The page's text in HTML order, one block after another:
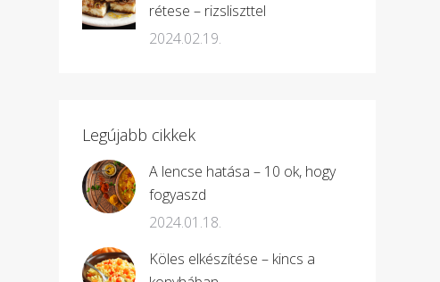
rétese – rizsliszttel
2024.02.19.
Legújabb cikkek
A lencse hatása – 10 ok, hogy
fogyaszd
2024.01.18.
Köles elkészítése – kincs a